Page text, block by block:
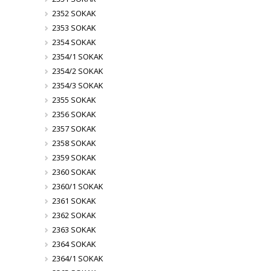
2352 SOKAK
2353 SOKAK
2354 SOKAK
2354/1 SOKAK
2354/2 SOKAK
2354/3 SOKAK
2355 SOKAK
2356 SOKAK
2357 SOKAK
2358 SOKAK
2359 SOKAK
2360 SOKAK
2360/1 SOKAK
2361 SOKAK
2362 SOKAK
2363 SOKAK
2364 SOKAK
2364/1 SOKAK